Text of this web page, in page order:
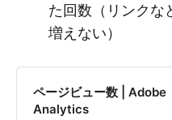
た回数（リンクな
増えない）
ページビュー数 | Adobe
Analytics